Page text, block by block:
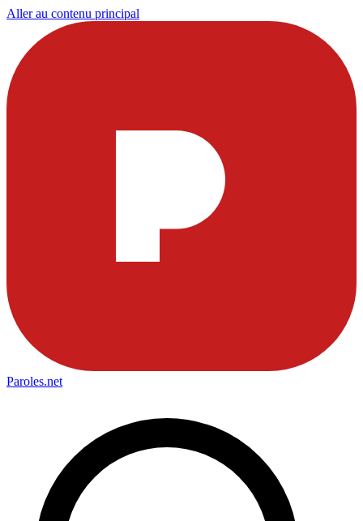
Aller au contenu principal
Paroles.net